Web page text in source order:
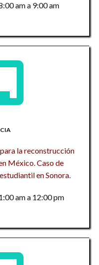
am a 9:00 am
la reconstrucción
México. Caso de
en Sonora.
am a 12:00 pm